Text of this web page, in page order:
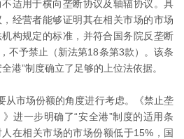
适用于横向垄断协议及轴辐协议。具
经营者能够证明其在相关市场的市场
构规定的标准，并符合国务院反垄断
不予禁止（新法第18条第3款）。该条
港”制度确立了足够的上位法依据。
从市场份额的角度进行考虑。《禁止垄
进一步明确了“安全港”制度的适用条
在相关市场的市场份额低于15%，国